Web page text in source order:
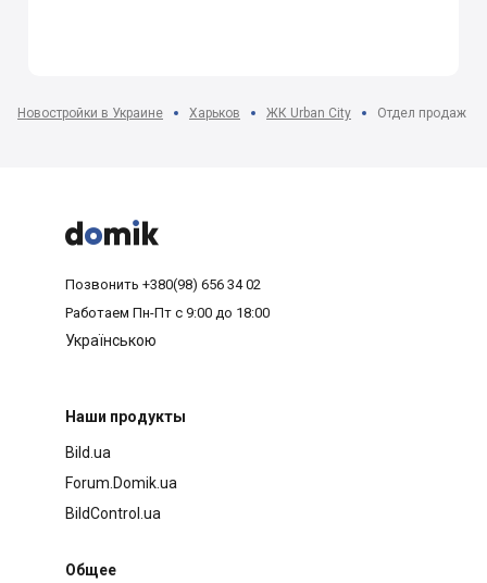
Новостройки в Украине Харьков ЖК Urban City Отдел продаж



Позвонить +380(98) 656 34 02
Работаем Пн-Пт с 9:00 до 18:00
Українською
Наши продукты
Bild.ua
Forum.Domik.ua
BildControl.ua
Общее